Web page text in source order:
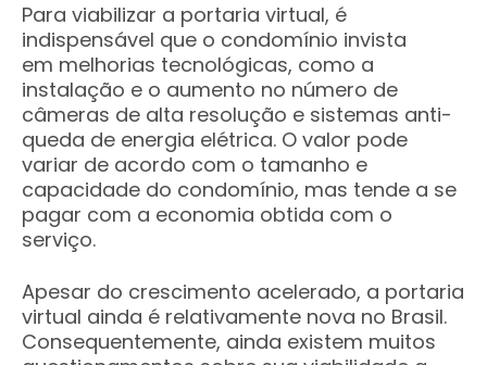
Para viabilizar a portaria virtual, é
indispensável que o condomínio invista
em melhorias tecnológicas, como a
instalação e o aumento no número de
câmeras de alta resolução e sistemas anti-
queda de energia elétrica. O valor pode
variar de acordo com o tamanho e
capacidade do condomínio, mas tende a se
pagar com a economia obtida com o
serviço.
Apesar do crescimento acelerado, a portaria
virtual ainda é relativamente nova no Brasil.
Consequentemente, ainda existem muitos